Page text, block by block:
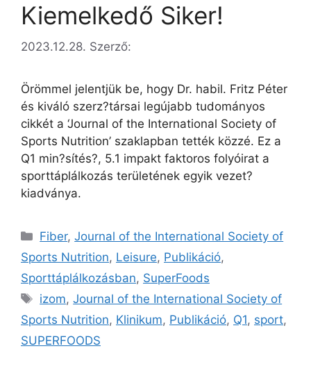
Kiemelkedő Siker!
2023.12.28. Szerző:
Örömmel jelentjük be, hogy Dr. habil. Fritz Péter
és kiváló szerz?társai legújabb tudományos
cikkét a ‘Journal of the International Society of
Sports Nutrition’ szaklapban tették közzé. Ez a
Q1 min?sítés?, 5.1 impakt faktoros folyóirat a
sporttáplálkozás területének egyik vezet?
kiadványa.
Fiber,Journal of the International Society of
Sports Nutrition, Leisure, Publikáció,
Sporttáplálkozásban, SuperFoods
izom,Journal of the International Society of
Sports Nutrition, Klinikum, Publikáció, Q1, sport,
SUPERFOODS